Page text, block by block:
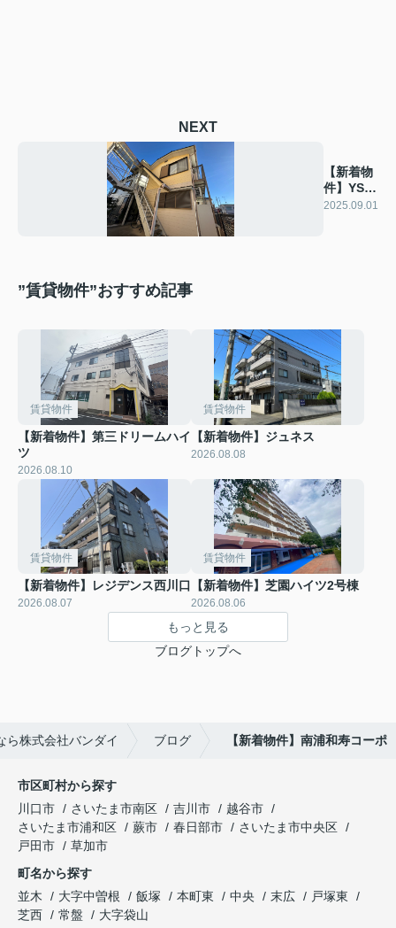
NEXT
【新着物
件】YSハ
イツ
2025.09.01
”賃貸物件”おすすめ記事
賃貸物件
【新着物件】第三ドリームハイ
ツ
2026.08.10
賃貸物件
【新着物件】ジュネス
2026.08.08
賃貸物件
【新着物件】レジデンス西川口
2026.08.07
賃貸物件
【新着物件】芝園ハイツ2号棟
2026.08.06
もっと見る
ブログトップへ
ら株式会社バンダイ ブログ 【新着物件】南浦和寿コーポ
市区町村から探す
川口市
さいたま市南区 吉川市
越谷市
さいたま市浦和区
蕨市 春日部市
さいたま市中央区
戸田市
草加市
町名から探す
並木
大字中曽根 飯塚 本町東 中央 末広
戸塚東
芝西
常盤
大字袋山